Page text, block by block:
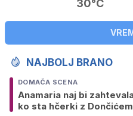
30°C
NAJBOLJ BRANO
DOMAČA SCENA
Anamaria naj bi
ko sta hčerki z Dončićem